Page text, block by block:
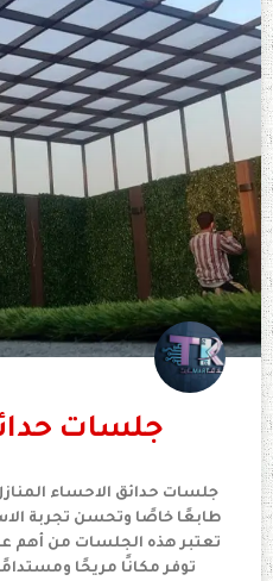
جلسات
جلسات حدائق الاحساء
طابعًا خاصًا وتحسن تجربة
تعتبر هذه الجلسات من أهم
توفر مكانًا مريحًا